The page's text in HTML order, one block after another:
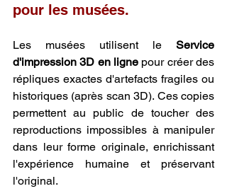
pour les musées.
Les musées utilisent le Service
d'impression 3D en ligne pour créer des
répliques exactes d'artefacts fragiles ou
historiques (après scan 3D). Ces copies
permettent au public de toucher des
reproductions impossibles à manipuler
dans leur forme originale, enrichissant
l'expérience humaine et préservant
l'original.